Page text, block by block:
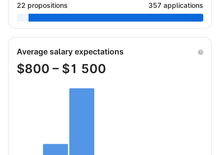
22 propositions 357 applications
Average salary expectations
$800 – $1 500